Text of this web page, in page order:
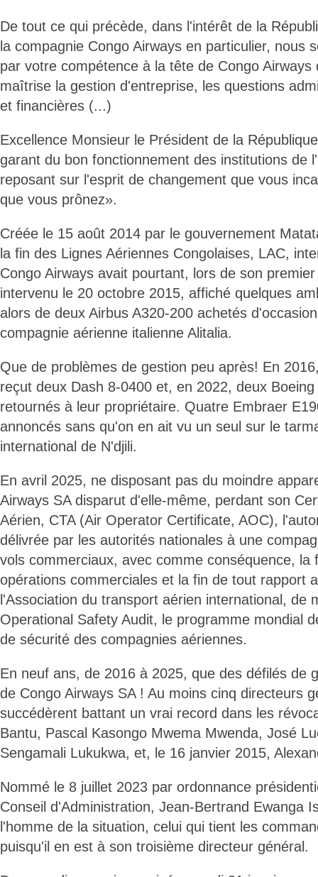
De tout ce qui précède, dans l'intérêt de la
la compagnie Congo Airways en particulier, nous
par votre compétence à la tête de Congo Airways
maîtrise la gestion d'entreprise, les questions
et financières (...)
Excellence Monsieur le Président de la
garant du bon fonctionnement des institutions de
reposant sur l'esprit de changement que vous
que vous prônez».
Créée le 15 août 2014 par le gouvernement
la fin des Lignes Aériennes Congolaises, LAC,
Congo Airways avait pourtant, lors de son
intervenu le 20 octobre 2015, affiché quelques
alors de deux Airbus A320-200 achetés
compagnie aérienne italienne Alitalia.
Que de problèmes de gestion peu après! En
reçut deux Dash 8-0400 et, en 2022, deux
retournés à leur propriétaire. Quatre Embraer
annoncés sans qu'on en ait vu un seul sur le
international de N'djili.
En avril 2025, ne disposant pas du moindre
Airways SA disparut d'elle-même, perdant son
Aérien, CTA (Air Operator Certificate, AOC),
délivrée par les autorités nationales à une
vols commerciaux, avec comme conséquence, la
opérations commerciales et la fin de tout rapport
l'Association du transport aérien international, de
Operational Safety Audit, le programme mondial
de sécurité des compagnies aériennes.
En neuf ans, de 2016 à 2025, que des défilés de
de Congo Airways SA ! Au moins cinq directeurs
succédèrent battant un vrai record dans les
Bantu, Pascal Kasongo Mwema Mwenda, José
Sengamali Lukukwa, et, le 16 janvier 2015,
Nommé le 8 juillet 2023 par ordonnance
Conseil d'Administration, Jean-Bertrand Ewanga
l'homme de la situation, celui qui tient les
puisqu'il en est à son troisième directeur général.